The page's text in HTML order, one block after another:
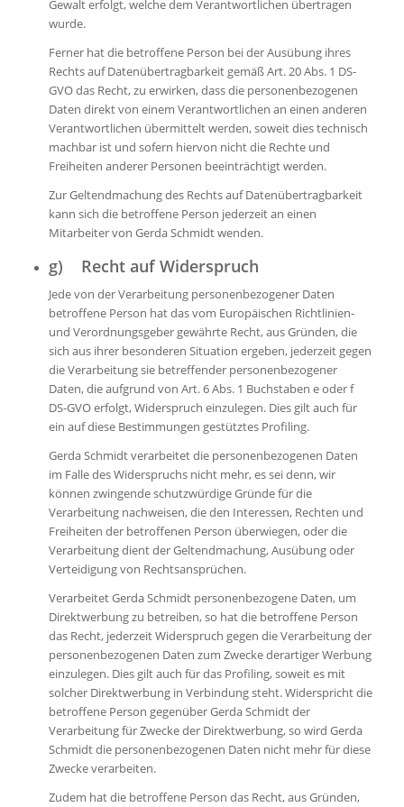
Gewalt erfolgt, welche dem Verantwortlichen übertragen
wurde.
Ferner hat die betroffene Person bei der Ausübung ihres
Rechts auf Datenübertragbarkeit gemäß Art. 20 Abs. 1 DS-
GVO das Recht, zu erwirken, dass die personenbezogenen
Daten direkt von einem Verantwortlichen an einen anderen
Verantwortlichen übermittelt werden, soweit dies technisch
machbar ist und sofern hiervon nicht die Rechte und
Freiheiten anderer Personen beeinträchtigt werden.
Zur Geltendmachung des Rechts auf Datenübertragbarkeit
kann sich die betroffene Person jederzeit an einen
Mitarbeiter von Gerda Schmidt wenden.
g) Recht auf Widerspruch
Jede von der Verarbeitung personenbezogener Daten
betroffene Person hat das vom Europäischen Richtlinien-
und Verordnungsgeber gewährte Recht, aus Gründen, die
sich aus ihrer besonderen Situation ergeben, jederzeit gegen
die Verarbeitung sie betreffender personenbezogener
Daten, die aufgrund von Art. 6 Abs. 1 Buchstaben e oder f
DS-GVO erfolgt, Widerspruch einzulegen. Dies gilt auch für
ein auf diese Bestimmungen gestütztes Profiling.
Gerda Schmidt verarbeitet die personenbezogenen Daten
im Falle des Widerspruchs nicht mehr, es sei denn, wir
können zwingende schutzwürdige Gründe für die
Verarbeitung nachweisen, die den Interessen, Rechten und
Freiheiten der betroffenen Person überwiegen, oder die
Verarbeitung dient der Geltendmachung, Ausübung oder
Verteidigung von Rechtsansprüchen.
Verarbeitet Gerda Schmidt personenbezogene Daten, um
Direktwerbung zu betreiben, so hat die betroffene Person
das Recht, jederzeit Widerspruch gegen die Verarbeitung der
personenbezogenen Daten zum Zwecke derartiger Werbung
einzulegen. Dies gilt auch für das Profiling, soweit es mit
solcher Direktwerbung in Verbindung steht. Widerspricht die
betroffene Person gegenüber Gerda Schmidt der
Verarbeitung für Zwecke der Direktwerbung, so wird Gerda
Schmidt die personenbezogenen Daten nicht mehr für diese
Zwecke verarbeiten.
Zudem hat die betroffene Person das Recht, aus Gründen,